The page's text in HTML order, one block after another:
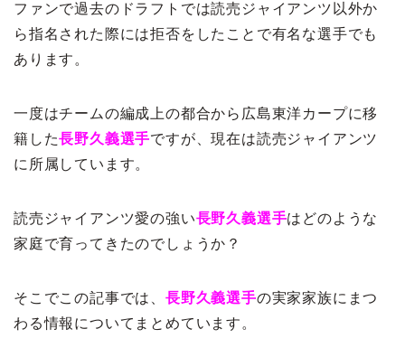
ファンで過去のドラフトでは読売ジャイアンツ以外か
ら指名された際には拒否をしたことで有名な選手でも
あります。
一度はチームの編成上の都合から広島東洋カープに移
籍した長野久義選手ですが、現在は読売ジャイアンツ
に所属しています。
読売ジャイアンツ愛の強い長野久義選手はどのような
家庭で育ってきたのでしょうか？
そこでこの記事では、 長野久義選手の実家家族にまつ
わる情報についてまとめています。